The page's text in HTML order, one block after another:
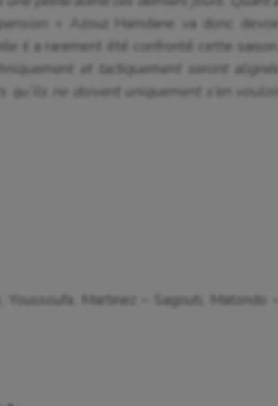
. » Azouz Hamdane va donc devoir
il a rarement été confronté cette saison.
et tactiquement seront alignés
qu’ils ne doivent uniquement s’en vouloir
Martinez – Sagouti, Matondo –